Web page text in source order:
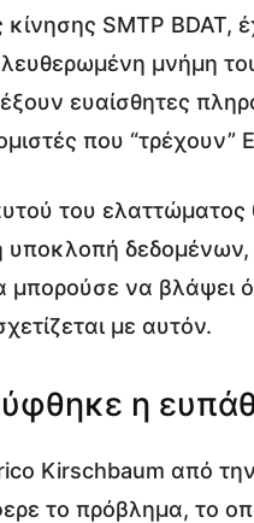
SMTP BDAT,
μνήμη
ευαίσθητες
που “τρέχουν”
του
υποκλοπή
μπορούσε να βλάψει
με αυτόν.
η
Kirschbaum από
το πρόβλημα, το